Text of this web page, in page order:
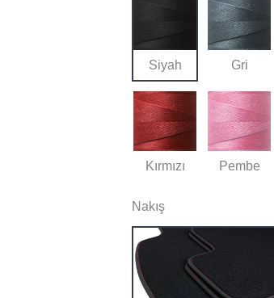
Siyah Gri
Kırmızı Pembe
Nakış